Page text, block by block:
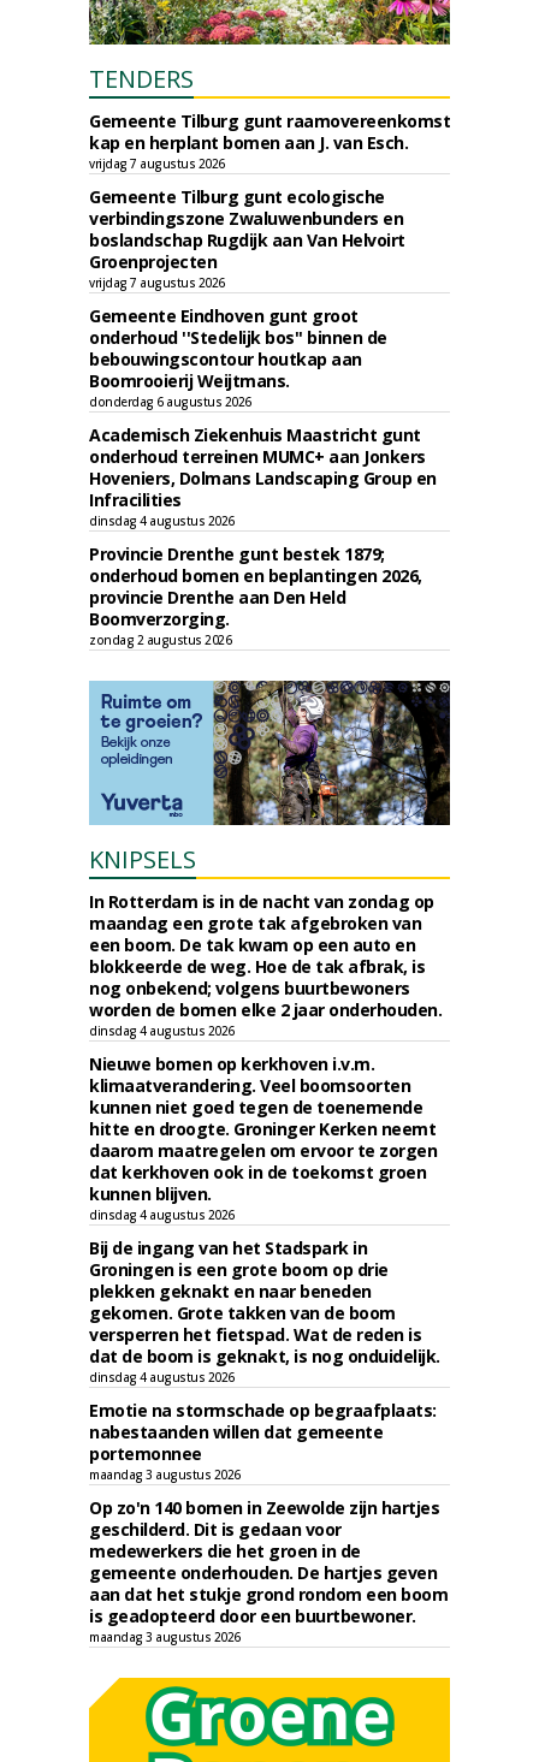
TENDERS
Gemeente Tilburg gunt raamovereenkomst
kap en herplant bomen aan J. van Esch.
vrijdag 7 augustus 2026
Gemeente Tilburg gunt ecologische
verbindingszone Zwaluwenbunders en
boslandschap Rugdijk aan Van Helvoirt
Groenprojecten
vrijdag 7 augustus 2026
Gemeente Eindhoven gunt groot
onderhoud ''Stedelijk bos'' binnen de
bebouwingscontour houtkap aan
Boomrooierij Weijtmans.
donderdag 6 augustus 2026
Academisch Ziekenhuis Maastricht gunt
onderhoud terreinen MUMC+ aan Jonkers
Hoveniers, Dolmans Landscaping Group en
Infracilities
dinsdag 4 augustus 2026
Provincie Drenthe gunt bestek 1879;
onderhoud bomen en beplantingen 2026,
provincie Drenthe aan Den Held
Boomverzorging.
zondag 2 augustus 2026
KNIPSELS
In Rotterdam is in de nacht van zondag op
maandag een grote tak afgebroken van
een boom. De tak kwam op een auto en
blokkeerde de weg. Hoe de tak afbrak, is
nog onbekend; volgens buurtbewoners
worden de bomen elke 2 jaar onderhouden.
dinsdag 4 augustus 2026
Nieuwe bomen op kerkhoven i.v.m.
klimaatverandering. Veel boomsoorten
kunnen niet goed tegen de toenemende
hitte en droogte. Groninger Kerken neemt
daarom maatregelen om ervoor te zorgen
dat kerkhoven ook in de toekomst groen
kunnen blijven.
dinsdag 4 augustus 2026
Bij de ingang van het Stadspark in
Groningen is een grote boom op drie
plekken geknakt en naar beneden
gekomen. Grote takken van de boom
versperren het fietspad. Wat de reden is
dat de boom is geknakt, is nog onduidelijk.
dinsdag 4 augustus 2026
Emotie na stormschade op begraafplaats:
nabestaanden willen dat gemeente
portemonnee
maandag 3 augustus 2026
Op zo'n 140 bomen in Zeewolde zijn hartjes
geschilderd. Dit is gedaan voor
medewerkers die het groen in de
gemeente onderhouden. De hartjes geven
aan dat het stukje grond rondom een boom
is geadopteerd door een buurtbewoner.
maandag 3 augustus 2026